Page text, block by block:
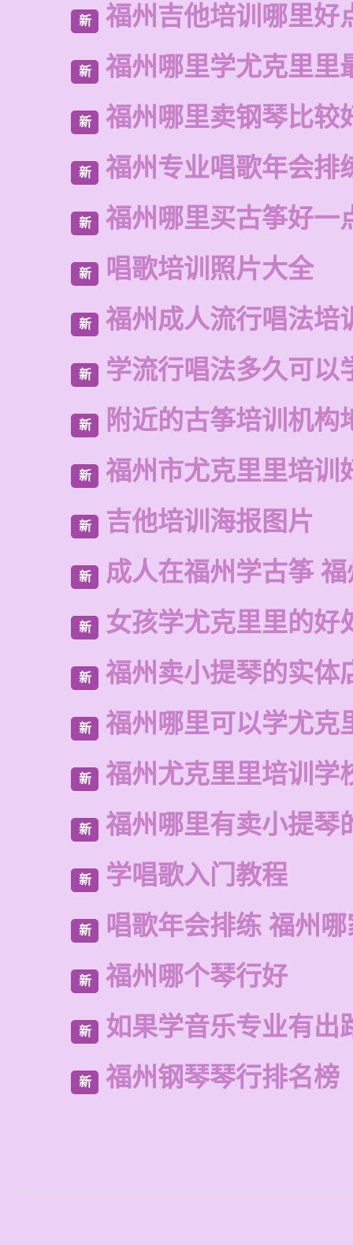
新 福州吉他培训哪里好
新 福州哪里学尤克里里
新 福州哪里卖钢琴比较
新 福州专业唱歌年会排
新 福州哪里买古筝好一
新 唱歌培训照片大全
新 福州成人流行唱法培
新 学流行唱法多久可以
新 附近的古筝培训机构
新 福州市尤克里里培训
新 吉他培训海报图片
新 成人在福州学古筝
新 女孩学尤克里里的好
新 福州卖小提琴的实体
新 福州哪里可以学尤克
新 福州尤克里里培训学
新 福州哪里有卖小提琴
新 学唱歌入门教程
新 唱歌年会排练 福州
新 福州哪个琴行好
新 如果学音乐专业有出
新 福州钢琴琴行排名榜